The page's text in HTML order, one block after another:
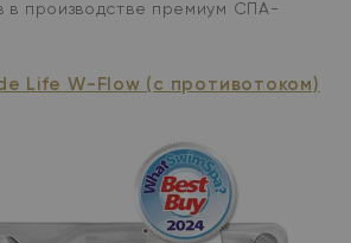
в производстве премиум СПА-
Life W-Flow (с противотоком)